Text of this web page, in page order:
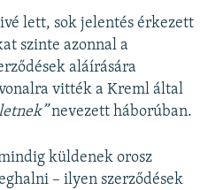
lett, sok jelentés érkezett
szinte azonnal a
aláírására
vitték a Kreml által
nevezett háborúban.
küldenek orosz
– ilyen szerződések